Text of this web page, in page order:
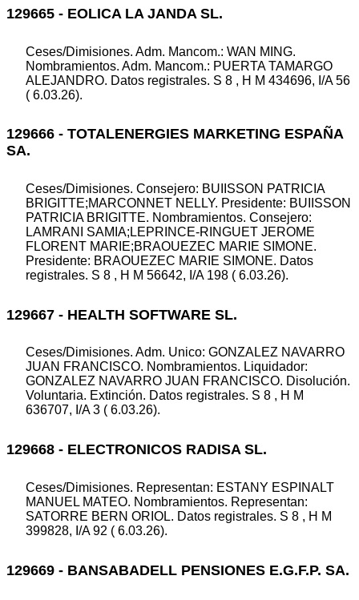
129665 - EOLICA LA JANDA SL.
Ceses/Dimisiones. Adm. Mancom.: WAN MING.
Nombramientos. Adm. Mancom.: PUERTA TAMARGO
ALEJANDRO. Datos registrales. S 8 , H M 434696, I/A 56
( 6.03.26).
129666 - TOTALENERGIES MARKETING ESPAÑA
SA.
Ceses/Dimisiones. Consejero: BUIISSON PATRICIA
BRIGITTE;MARCONNET NELLY. Presidente: BUIISSON
PATRICIA BRIGITTE. Nombramientos. Consejero:
LAMRANI SAMIA;LEPRINCE-RINGUET JEROME
FLORENT MARIE;BRAOUEZEC MARIE SIMONE.
Presidente: BRAOUEZEC MARIE SIMONE. Datos
registrales. S 8 , H M 56642, I/A 198 ( 6.03.26).
129667 - HEALTH SOFTWARE SL.
Ceses/Dimisiones. Adm. Unico: GONZALEZ NAVARRO
JUAN FRANCISCO. Nombramientos. Liquidador:
GONZALEZ NAVARRO JUAN FRANCISCO. Disolución.
Voluntaria. Extinción. Datos registrales. S 8 , H M
636707, I/A 3 ( 6.03.26).
129668 - ELECTRONICOS RADISA SL.
Ceses/Dimisiones. Representan: ESTANY ESPINALT
MANUEL MATEO. Nombramientos. Representan:
SATORRE BERN ORIOL. Datos registrales. S 8 , H M
399828, I/A 92 ( 6.03.26).
129669 - BANSABADELL PENSIONES E.G.F.P. SA.